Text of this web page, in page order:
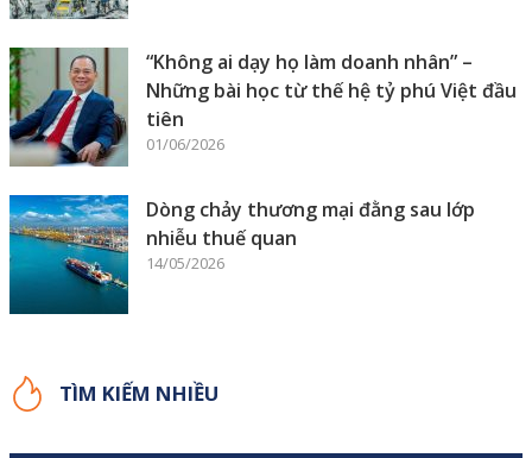
“Không ai dạy họ làm doanh nhân” –
Những bài học từ thế hệ tỷ phú Việt đầu
tiên
01/06/2026
Dòng chảy thương mại đằng sau lớp
nhiễu thuế quan
14/05/2026
TÌM KIẾM NHIỀU